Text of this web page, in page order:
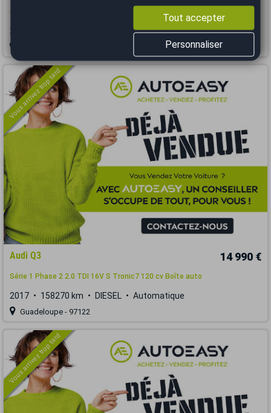
s-line 45e 1.4 TFSI 16V 245 PHEV DSG6 / origine France 2em main
2022 HYBRIDE RECHARGEABLE Automatique
Vous arrivez trop tard
Audi Q3 14 990 €
Série 1 Phase 2 2.0 TDI 16V S Tronic7 120 cv Boîte auto
2017 158270 km DIESEL Automatique
Guadeloupe - 97122
Vous arrivez trop tard
Tout accepter
Personnaliser